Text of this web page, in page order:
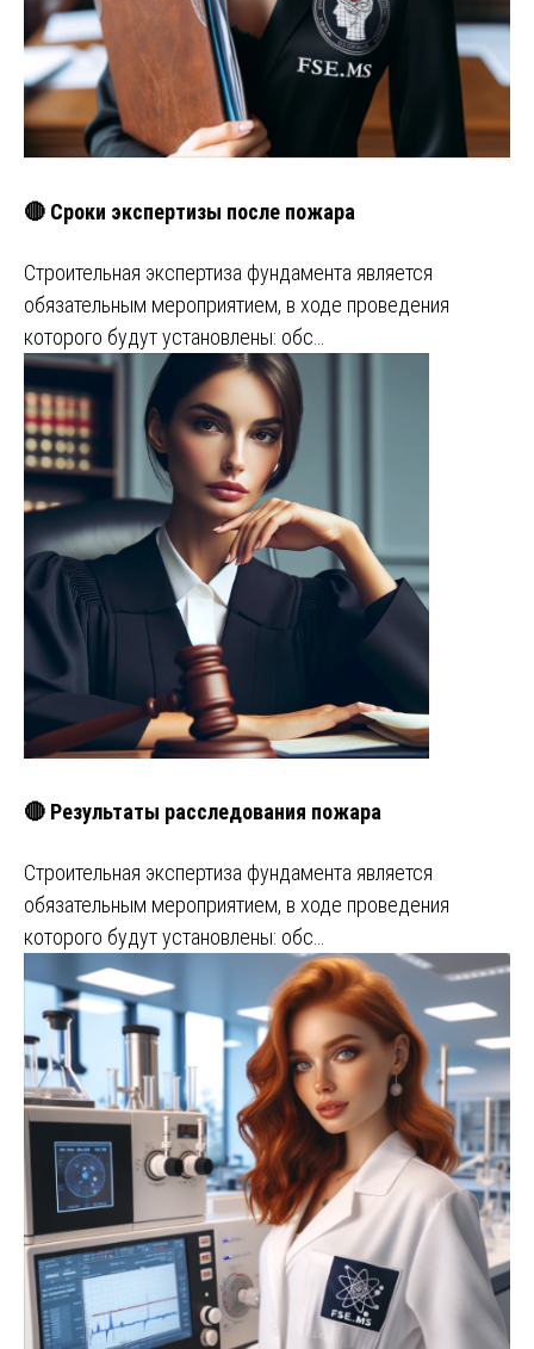
🔴 Сроки экспертизы после пожара
Строительная экспертиза фундамента является
обязательным мероприятием, в ходе проведения
которого будут установлены: обс…
🔴 Результаты расследования пожара
Строительная экспертиза фундамента является
обязательным мероприятием, в ходе проведения
которого будут установлены: обс…